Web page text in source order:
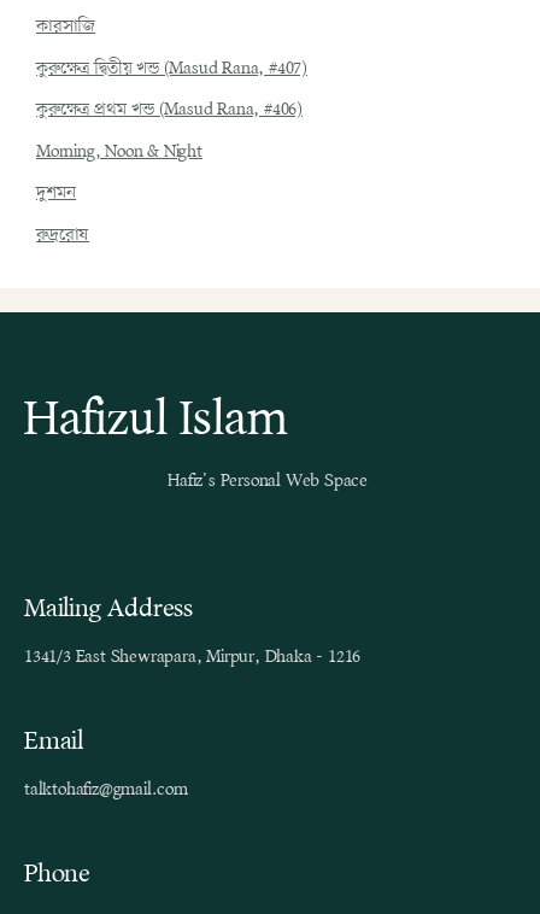
কারসাজি
কুরুক্ষেত্র দ্বিতীয় খন্ড (Masud Rana, #407)
কুরুক্ষেত্র প্রথম খন্ড (Masud Rana, #406)
Morning, Noon & Night
দুশমন
রুদ্ররোষ
Hafizul Islam
Hafiz’s Personal Web Space
Mailing Address
1341/3 East Shewrapara, Mirpur, Dhaka - 1216
Email
talktohafiz@gmail.com
Phone